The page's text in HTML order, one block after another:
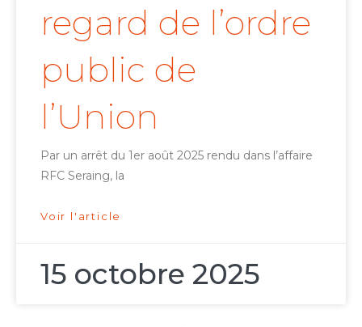
regard de l’ordre
public de
l’Union
Par un arrêt du 1er août 2025 rendu dans l’affaire
RFC Seraing, la
Voir l'article
15 octobre 2025